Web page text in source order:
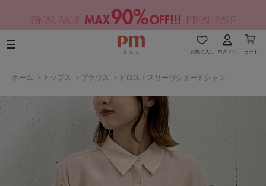
お気に入り ログイン カート
ホーム > トップス > ブラウス > ドロストスリーヴショートシャツ